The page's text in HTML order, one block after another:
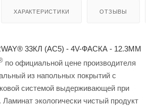
ХАРАКТЕРИСТИКИ ОТЗЫВЫ
33КЛ (АС5) - 4V-ФАСКА - 12.3ММ
по официальной цене производителя
из напольных покрытий с
системой выдерживающей при
Ламинат экологически чистый продукт